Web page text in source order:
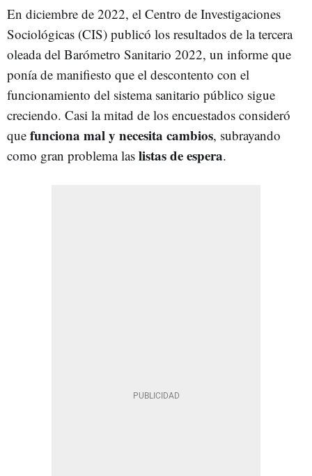
En diciembre de 2022, el Centro de Investigaciones
Sociológicas (CIS) publicó los resultados de la tercera
oleada del Barómetro Sanitario 2022, un informe que
ponía de manifiesto que el descontento con el
funcionamiento del sistema sanitario público sigue
creciendo. Casi la mitad de los encuestados consideró
que funciona mal y necesita cambios, subrayando
como gran problema las listas de espera.